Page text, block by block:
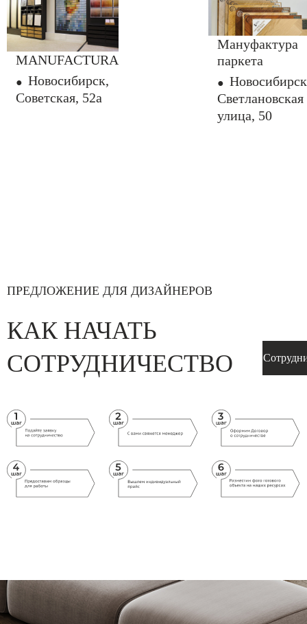
MANUFACTURA
Новосибирск,
Советская, 52а
Мануфактура
паркета
Светлановская
улица, 50
ПРЕДЛОЖЕНИЕ ДЛЯ ДИЗАЙНЕРОВ
КАК НАЧАТЬ
СОТРУДНИЧЕСТВО